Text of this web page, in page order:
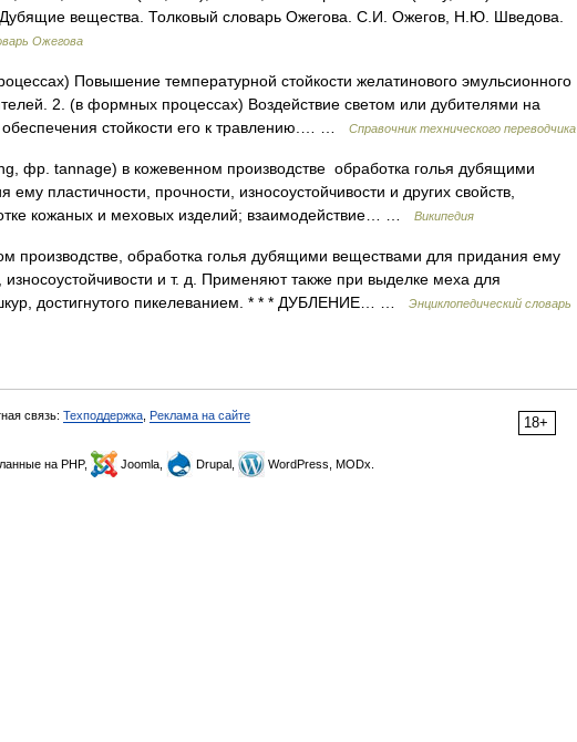
вещества. Толковый словарь Ожегова. С.И. Ожегов, Н.Ю. Шведова.
Ожегова
Повышение температурной стойкости желатинового эмульсионного
2. (в формных процессах) Воздействие светом или дубителями на
стойкости его к травлению.… …
Справочник технического переводчика
фр. tannage) в кожевенном производстве обработка голья дубящими
пластичности, прочности, износоустойчивости и других свойств,
кожаных и меховых изделий; взаимодействие… …
Википедия
производстве, обработка голья дубящими веществами для придания ему
износоустойчивости и т. д. Применяют также при выделке меха для
достигнутого пикелеванием. * * * ДУБЛЕНИЕ… …
Энциклопедический словарь
18+
связь: Техподдержка Реклама на сайте
на PHP, Joomla, Drupal, WordPress, MODx.